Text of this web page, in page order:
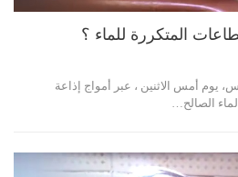
المتكررة للماء ؟
أمس الاثنين ، عبر أمواج إذاعة
الصالح…